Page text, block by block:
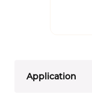
Application